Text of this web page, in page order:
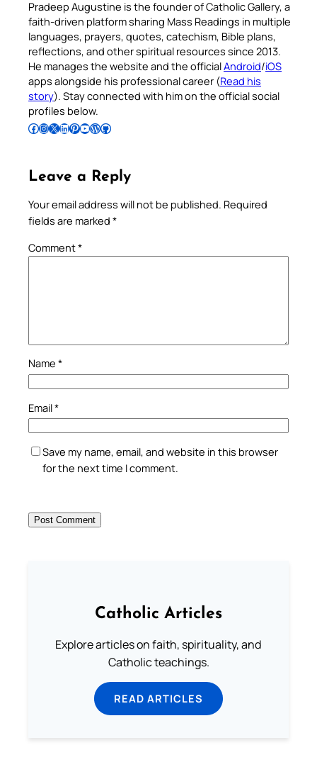
Pradeep Augustine is the founder of Catholic Gallery, a
faith-driven platform sharing Mass Readings in multiple
languages, prayers, quotes, catechism, Bible plans,
reflections, and other spiritual resources since 2013.
He manages the website and the officialAndroid/iOS
apps alongside his professional career (Read his
story). Stay connected with him on the official social
profiles below.
Follow Pradeep on Facebook Follow Pradeep on InstagramFollow Pradeep on X Follow Pradeep on LinkedIn Follow Pradeep on Pinterest Subscribe to Pradeep’s Youtube Channel Follow Pradeep on WordPress Follow Pradeep on GitHub
Leave a Reply
Your email address will not be published. Required
fields are marked *
Comment*
Name *
Email*
Save my name, email, and website in this browser
for the next time I comment.
Catholic Articles
Explore articles on faith, spirituality, and
Catholic teachings.
READ ARTICLES